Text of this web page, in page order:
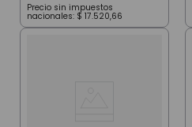
Precio sin impuestos
nacionales: $ 17.520,66